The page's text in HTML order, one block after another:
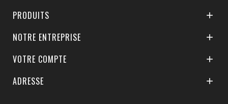
PRODUITS 
NOTRE ENTREPRISE 
VOTRE COMPTE 
ADRESSE 